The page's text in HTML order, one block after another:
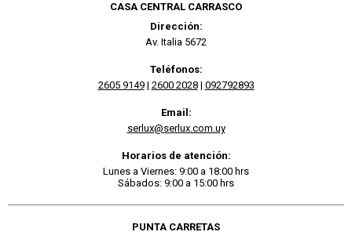
CASA CENTRAL CARRASCO
Dirección:
Av. Italia 5672
Teléfonos:
2605 9149| 2600 2028| 092792893
Email:
serlux@serlux.com.uy
Horarios de atención:
Lunes a Viernes: 9:00 a 18:00 hrs
Sábados: 9:00 a 15:00 hrs
PUNTA CARRETAS